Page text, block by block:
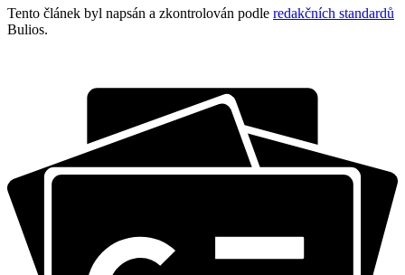
Tento článek byl napsán a zkontrolován podle redakčních standardů
Bulios.